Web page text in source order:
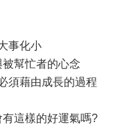
事化小
幫忙者的心念
須藉由成長的過程
這樣的好運氣嗎?